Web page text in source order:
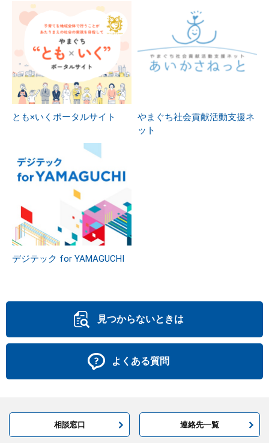
とも×いくポータルサイト
やまぐち社会貢献活動支援ネ
ット
デジテック for YAMAGUCHI
見つからないときは
よくある質問
相談窓口 連絡先一覧